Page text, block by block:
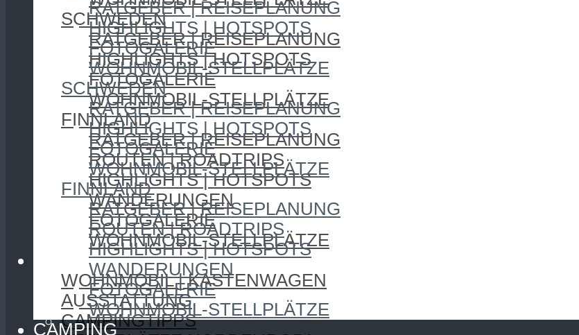
SCHWEDEN
RATGEBER | REISEPLANUNG
HIGHLIGHTS | HOTSPOTS
FOTOGALERIE
WOHNMOBIL-STELLPLÄTZE
FINNLAND
RATGEBER | REISEPLANUNG
ROUTEN | ROADTRIPS
HIGHLIGHTS | HOTSPOTS
WANDERUNGEN
FOTOGALERIE
WOHNMOBIL-STELLPLÄTZE
CAMPING
WOHNMOBIL | KASTENWAGEN
AUSSTATTUNG
CAMPINGTIPPS
RATGEBER | REISEPLANUNG
HIGHLIGHTS | HOTSPOTS
FOTOGALERIE
WOHNMOBIL-STELLPLÄTZE
SCHWEDEN
RATGEBER | REISEPLANUNG
HIGHLIGHTS | HOTSPOTS
FOTOGALERIE
WOHNMOBIL-STELLPLÄTZE
FINNLAND
RATGEBER | REISEPLANUNG
ROUTEN | ROADTRIPS
HIGHLIGHTS | HOTSPOTS
WANDERUNGEN
FOTOGALERIE
WOHNMOBIL-STELLPLÄTZE
CAMPING